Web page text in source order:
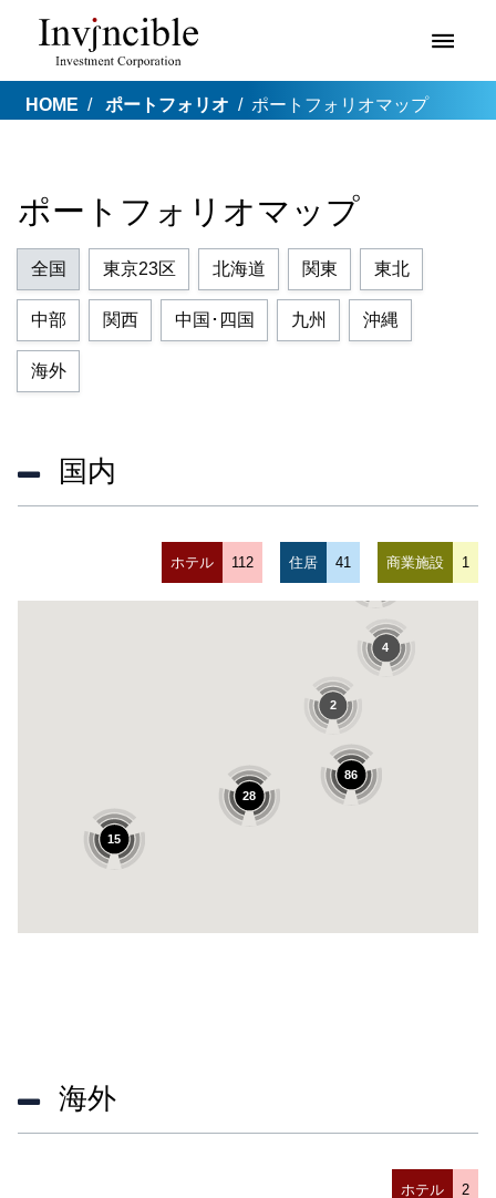
HOME ポートフォリオ ポートフォリオマップ
ポートフォリオマップ
全国 東京23区 北海道 関東 東北
中部 関西 中国･四国 九州 沖縄
海外
国内
ホテル 112 住居 41 商業施設 1
86
28
15
2
4
海外
ホテル 2